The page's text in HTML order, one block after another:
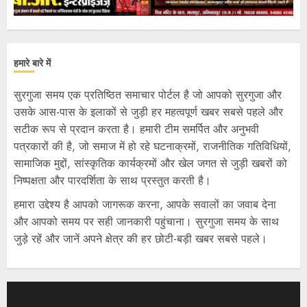
हमारे बारे में
सुरगुजा समय एक प्रतिष्ठित समाचार पोर्टल है जो आपको सुरगुजा और
उसके आस-पास के इलाकों से जुड़ी हर महत्वपूर्ण खबर सबसे पहले और
सटीक रूप से प्रदान करता है। हमारी टीम समर्पित और अनुभवी
पत्रकारों की है, जो समाज में हो रहे घटनाक्रमों, राजनीतिक गतिविधियों,
सामाजिक मुद्दों, सांस्कृतिक कार्यक्रमों और खेल जगत से जुड़ी खबरों को
निष्पक्षता और पारदर्शिता के साथ प्रस्तुत करती है।
हमारा उद्देश्य है आपको जागरूक करना, आपके सवालों का जवाब देना
और आपको समय पर सही जानकारी पहुंचाना। सुरगुजा समय के साथ
जुड़े रहें और जानें अपने क्षेत्र की हर छोटी-बड़ी खबर सबसे पहले।